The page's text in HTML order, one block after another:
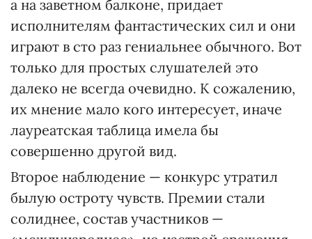
а на заветном балконе, придает
исполнителям фантастических сил и они
играют в сто раз гениальнее обычного. Вот
только для простых слушателей это
далеко не всегда очевидно. К сожалению,
их мнение мало кого интересует, иначе
лауреатская таблица имела бы
совершенно другой вид.
Второе наблюдение — конкурс утратил
былую остроту чувств. Премии стали
солиднее, состав участников —